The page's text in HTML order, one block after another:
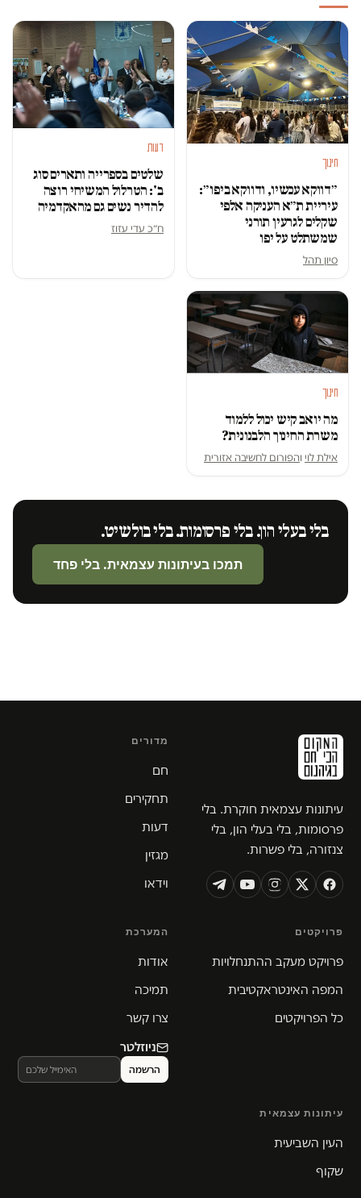
חינוך
״דווקא עכשיו, ודווקא ביפו״:
עיריית ת״א העניקה אלפי
שקלים לגרעין תורני
שמשתלט על יפו
סיון תהל
דעות
שלטים בספרייה ותארים סוג
ב': הטרלול המשיחי רוצה
להדיר נשים גם מהאקדמיה
ח״כ עדי עזוז
חינוך
מה יואב קיש יכול ללמוד
משרת החינוך הלבנונית?
אילת לוי והפורום לחשיבה אזורית
בלי בעלי הון. בלי פרסומות. בלי בולשיט.
תמכו בעיתונות עצמאית. בלי פחד
עיתונות עצמאית חוקרת. בלי
פרסומות, בלי בעלי הון, בלי
צנזורה, בלי פשרות.
מדורים
חם
תחקירים
דעות
מגזין
וידאו
פרויקטים
פרויקט מעקב ההתנחלויות
המפה האינטראקטיבית
כל הפרויקטים
המערכת
אודות
תמיכה
צרו קשר
ניוזלטר
עיתונות עצמאית
העין השביעית
שקוף